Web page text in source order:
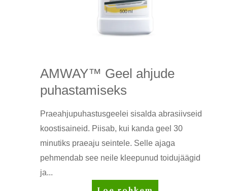
AMWAY™ Geel ahjude
puhastamiseks
Praeahjupuhastusgeelei sisalda abrasiivseid
koostisaineid. Piisab, kui kanda geel 30
minutiks praeaju seintele. Selle ajaga
pehmendab see neile kleepunud toidujäägid
ja...